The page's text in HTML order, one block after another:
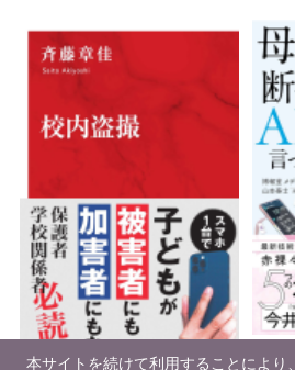
本サイトを続けて利用することにより、